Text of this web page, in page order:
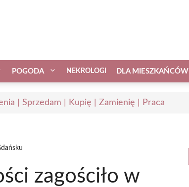
POGODA NEKROLOGI DLA MIESZKAŃCÓW
| Sprzedam | Kupię | Zamienię | Praca
zagościło w